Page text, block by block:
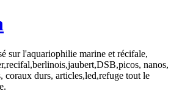
sur l'aquariophilie marine et récifale,
nanos,
coraux durs, articles,led,refuge tout le